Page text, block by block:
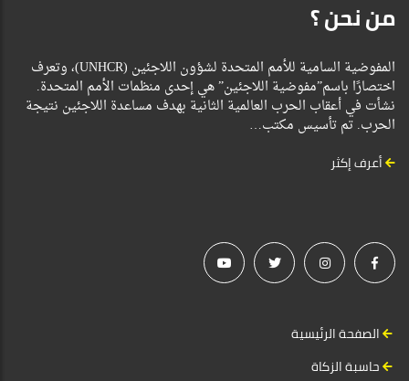
من نحن ؟
المفوضية السامية للأمم المتحدة لشؤون اللاجئين (UNHCR)، وتعرف
اختصارًا باسم”مفوضية اللاجئين” هي إحدى منظمات الأمم المتحدة.
نشأت في أعقاب الحرب العالمية الثانية بهدف مساعدة اللاجئين نتيجة
الحرب. تم تأسيس مكتب…
أعرف إكثر
الصفحة الرئيسية
حاسبة الزكاة